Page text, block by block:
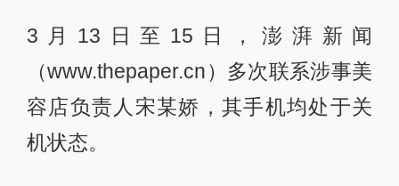
3月13日至15日，澎湃新闻
（www.thepaper.cn）多次联系涉事美
容店负责人宋某娇，其手机均处于关
机状态。